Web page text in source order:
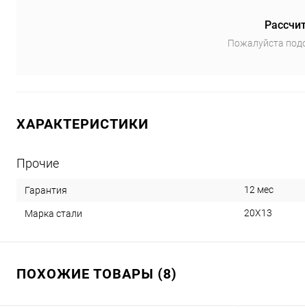
Пожалуйста
ХАРАКТЕРИСТИКИ
Прочие
Гарантия 12 мес
Марка стали 20Х13
ПОХОЖИЕ ТОВАРЫ (8)